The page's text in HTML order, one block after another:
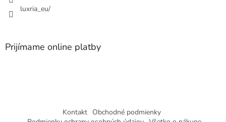
luxria_eu/
Prijímame online platby
Kontakt Obchodné podmienky